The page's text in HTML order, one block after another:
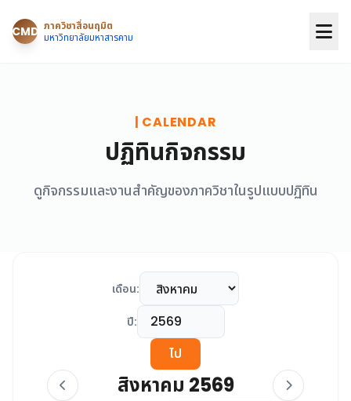
CMD ภาควิชาสื่อนฤมิต
มหาวิทยาลัยมหาสารคาม
| CALENDAR
ปฏิทินกิจกรรม
ดูกิจกรรมและงานสำคัญของภาควิชาในรูปแบบปฏิทิน
เดือน:
ปี:
ไป
สิงหาคม 2569